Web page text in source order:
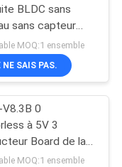
de
31
BLDC sans
sans capteur
haute tension
MOQ:1 ensemble
NE SAIS PAS.
V8.3B 0
à 5V 3
Board de la
150w BLDC
MOQ:1 ensemble